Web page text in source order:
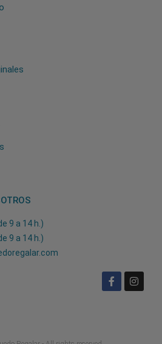
9 a 14 h.)
9 a 14 h.)